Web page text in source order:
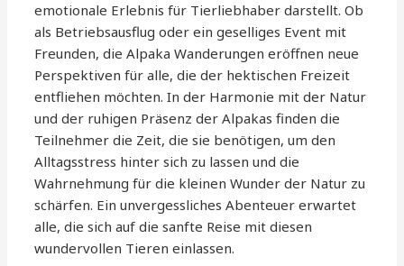
emotionale Erlebnis für Tierliebhaber darstellt. Ob
als Betriebsausflug oder ein geselliges Event mit
Freunden, die Alpaka Wanderungen eröffnen neue
Perspektiven für alle, die der hektischen Freizeit
entfliehen möchten. In der Harmonie mit der Natur
und der ruhigen Präsenz der Alpakas finden die
Teilnehmer die Zeit, die sie benötigen, um den
Alltagsstress hinter sich zu lassen und die
Wahrnehmung für die kleinen Wunder der Natur zu
schärfen. Ein unvergessliches Abenteuer erwartet
alle, die sich auf die sanfte Reise mit diesen
wundervollen Tieren einlassen.